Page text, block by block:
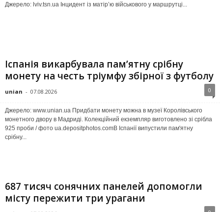
Джерело: lviv.tsn.ua Інцидент із матір’ю військового у маршрутці...
Іспанія викарбувала пам’ятну срібну
монету на честь тріумфу збірної з футболу
unian - 07.08.2026 0
Джерело: www.unian.ua Придбати монету можна в музеї Королівського
монетного двору в Мадриді. Колекційний екземпляр виготовлено зі срібла
925 проби / фото ua.depositphotos.comВ Іспанії випустили пам'ятну
срібну...
687 тисяч сонячних панелей допомогли
місту пережити три урагани